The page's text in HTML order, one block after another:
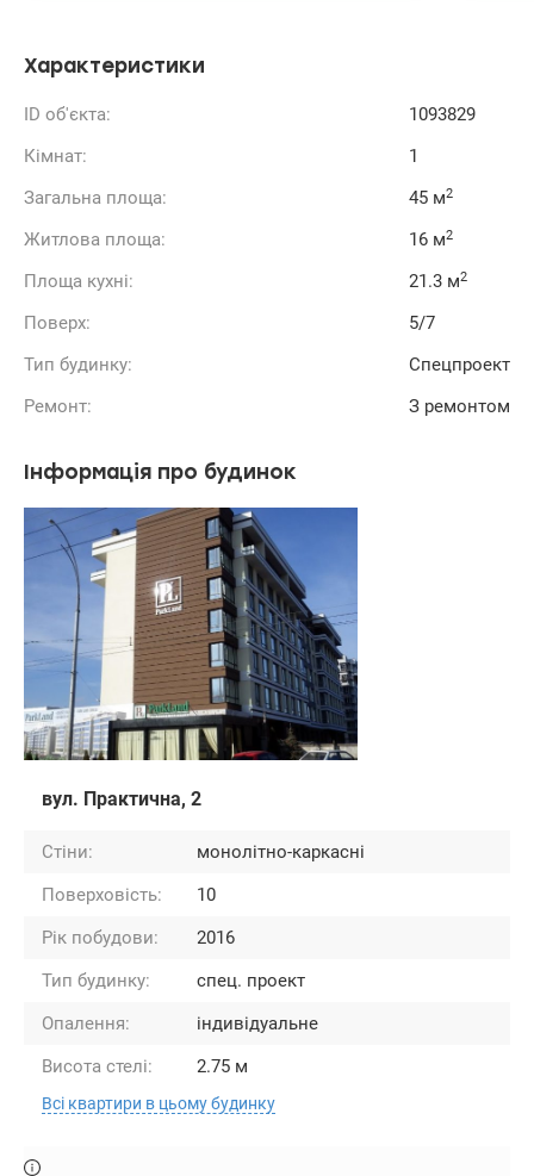
valion.ua/1093828
Характеристики
ID об'єкта:
1093829
Кімнат:
1
Загальна площа:
45 м2
Житлова площа: 16 м2
Площа кухні: 21.3 м2
Поверх:
5/7
Тип будинку:
Спецпроект
Ремонт:
З ремонтом
Інформація про будинок
вул. Практична, 2
Стіни:
монолітно-каркасні
Поверховість:
10
Рік побудови:
2016
Тип будинку:
спец. проект
Опалення:
індивідуальне
Висота стелі:
2.75 м
Всі квартири в цьому будинку